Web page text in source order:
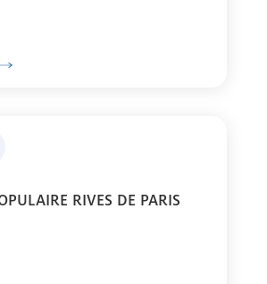
RIVES DE PARIS